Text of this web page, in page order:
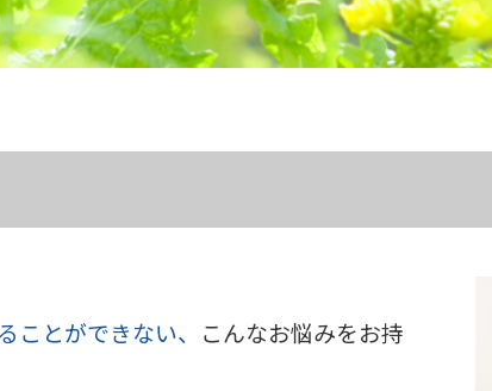
ことができない、 こんなお悩みをお持